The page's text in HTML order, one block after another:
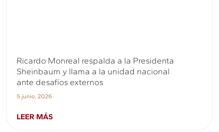
Ricardo Monreal respalda a la Presidenta
Sheinbaum y llama a la unidad nacional
ante desafíos externos
5 junio, 2026
LEER MÁS